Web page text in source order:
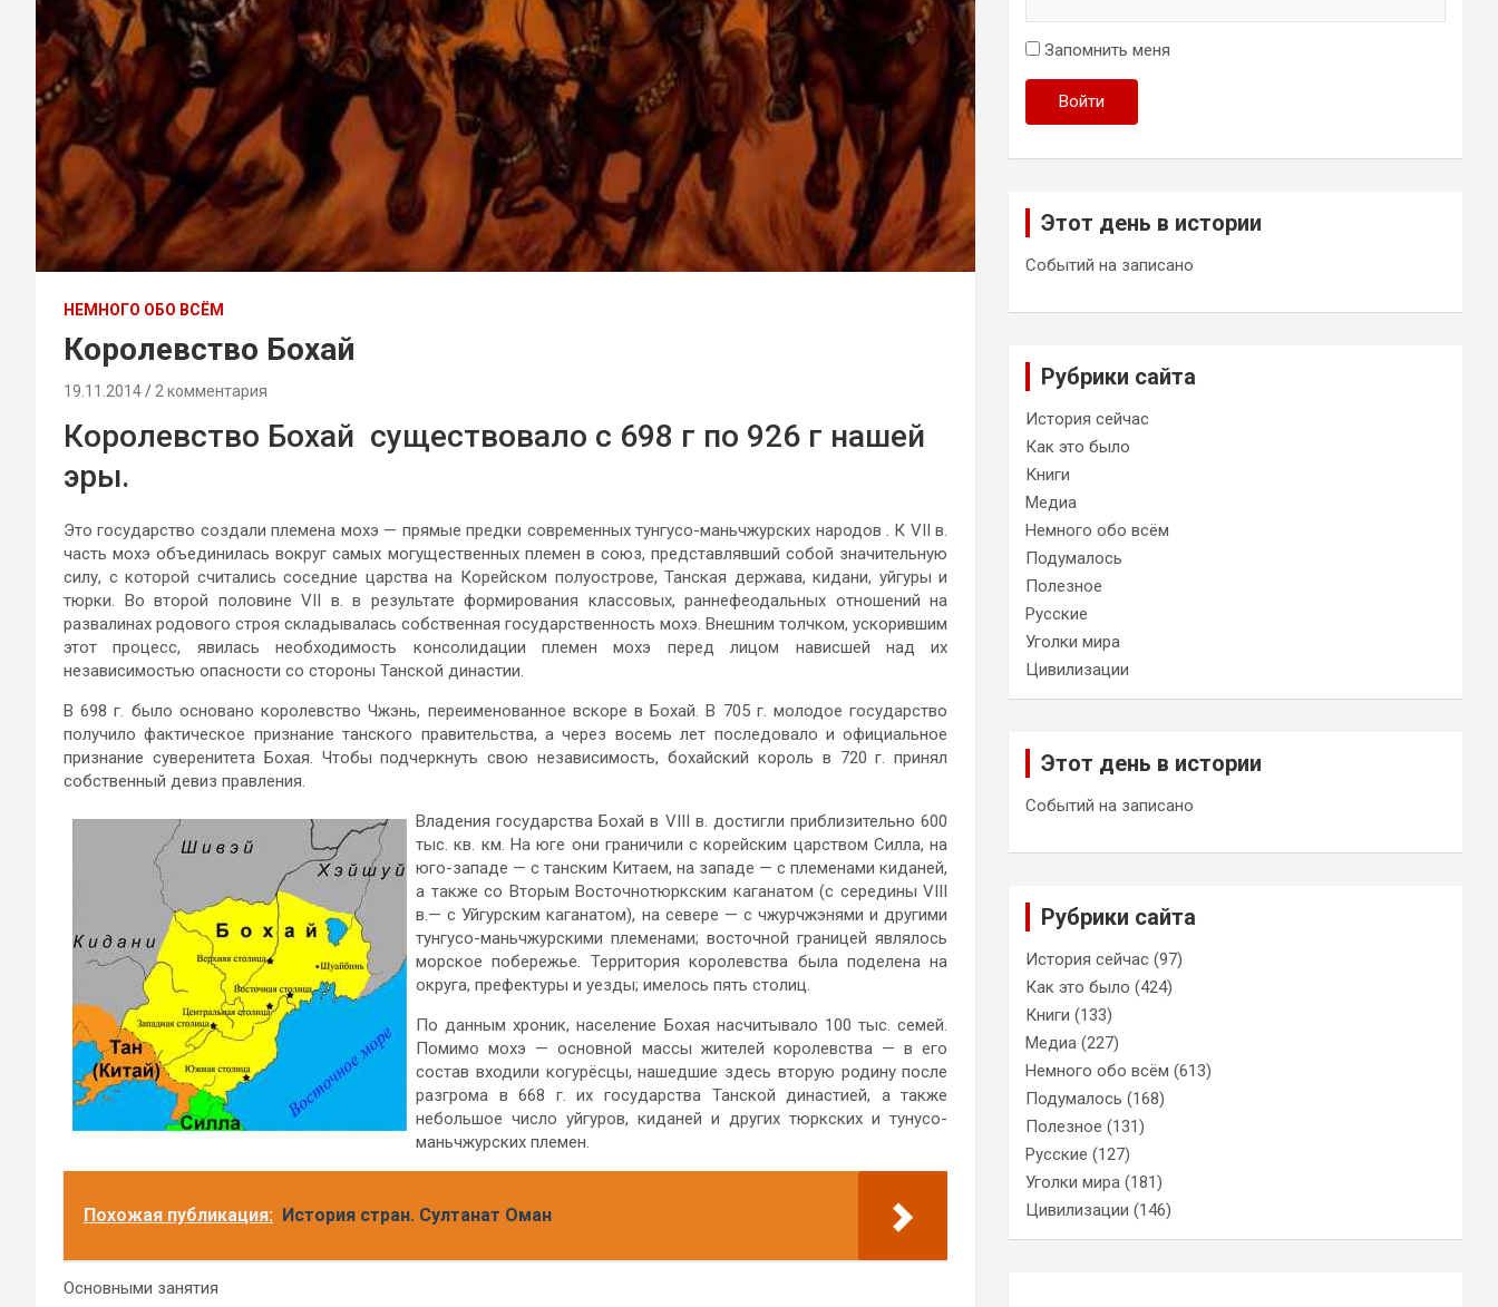
НЕМНОГО ОБО ВСЁМ
Королевство Бохай
19.11.2014 2 комментария
Королевство Бохай существовало с 698 г по 926 г нашей
эры.
Это государство создали племена мохэ — прямые предки современных тунгусо-маньчжурских народов . К VII в.
часть мохэ объединилась вокруг самых могущественных племен в союз, представлявший собой значительную
силу, с которой считались соседние царства на Корейском полуострове, Танская держава, кидани, уйгуры и
тюрки. Во второй половине VII в. в результате формирования классовых, раннефеодальных отношений на
развалинах родового строя складывалась собственная государственность мохэ. Внешним толчком, ускорившим
этот процесс, явилась необходимость консолидации племен мохэ перед лицом нависшей над их
независимостью опасности со стороны Танской династии.
В 698 г. было основано королевство Чжэнь, переименованное вскоре в Бохай. В 705 г. молодое государство
получило фактическое признание танского правительства, а через восемь лет последовало и официальное
признание суверенитета Бохая. Чтобы подчеркнуть свою независимость, бохайский король в 720 г. принял
собственный девиз правления.
Владения государства Бохай в VIII в. достигли приблизительно 600
тыс. кв. км. На юге они граничили с корейским царством Силла, на
юго-западе — с танским Китаем, на западе — с племенами киданей,
а также со Вторым Восточнотюркским каганатом (с середины VIII
в.— с Уйгурским каганатом), на севере — с чжурчжэнями и другими
тунгусо-маньчжурскими племенами; восточной границей являлось
морское побережье. Территория королевства была поделена на
округа, префектуры и уезды; имелось пять столиц.
По данным хроник, население Бохая насчитывало 100 тыс. семей.
Помимо мохэ — основной массы жителей королевства — в его
состав входили когурёсцы, нашедшие здесь вторую родину после
разгрома в 668 г. их государства Танской династией, а также
небольшое число уйгуров, киданей и других тюркских и тунусо-
маньчжурских племен.
Похожая публикация: История стран. Султанат Оман
Основными занятия
Запомнить меня
Войти
Этот день в истории
Событий на записано
Рубрики сайта
История сейчас
Как это было
Книги
Медиа
Немного обо всём
Подумалось
Полезное
Русские
Уголки мира
Цивилизации
Этот день в истории
Событий на записано
Рубрики сайта
История сейчас (97)
Как это было (424)
Книги (133)
Медиа (227)
Немного обо всём (613)
Подумалось (168)
Полезное (131)
Русские (127)
Уголки мира (181)
Цивилизации (146)